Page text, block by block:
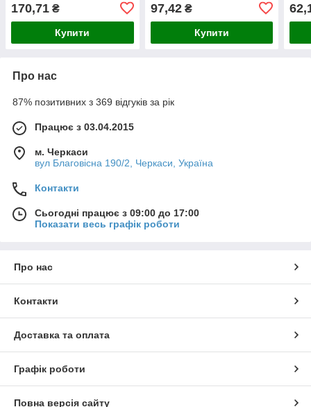
170,71 ₴
Купити
97,42₴
Купити
Про нас
87% позитивних з 369 відгуків за рік
Працює з 03.04.2015
м. Черкаси
вул Благовісна 190/2, Черкаси, Україна
Контакти
Сьогодні працює з 09:00 до 17:00
Показати весь графік роботи
Про нас
Контакти
Доставка та оплата
Графік роботи
Повна версія сайту